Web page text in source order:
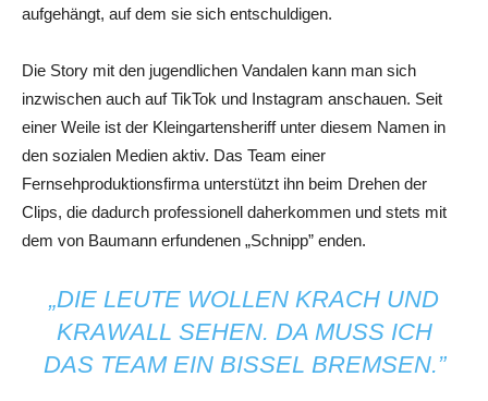
aufgehängt, auf dem sie sich entschuldigen.
Die Story mit den jugendlichen Vandalen kann man sich
inzwischen auch auf TikTok und Instagram anschauen. Seit
einer Weile ist der Kleingartensheriff unter diesem Namen in
den sozialen Medien aktiv. Das Team einer
Fernsehproduktionsfirma unterstützt ihn beim Drehen der
Clips, die dadurch professionell daherkommen und stets mit
dem von Baumann erfundenen „Schnipp” enden.
„DIE LEUTE WOLLEN KRACH UND
KRAWALL SEHEN. DA MUSS ICH
DAS TEAM EIN BISSEL BREMSEN.”